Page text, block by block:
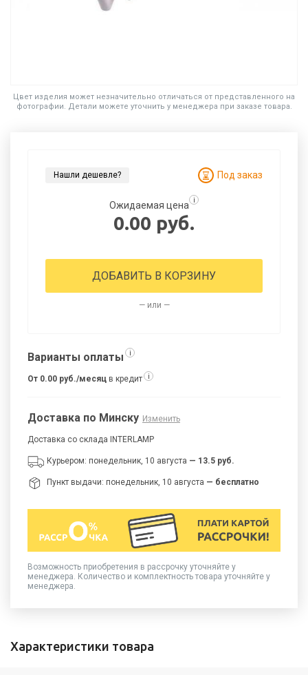
Цвет изделия может незначительно отличаться от представленного на
фотографии. Детали можете уточнить у менеджера при заказе товара.
Нашли дешевле? Под заказ
Ожидаемая цена i
0.00 руб.
ДОБАВИТЬ В КОРЗИНУ
— или —
Варианты оплаты i
От 0.00 руб./месяц в кредит i
Доставка по Минску Изменить
Доставка со склада INTERLAMP
Курьером: понедельник, 10 августа — 13.5 руб.
Пункт выдачи: понедельник, 10 августа — бесплатно
Возможность приобретения в рассрочку уточняйте у
менеджера. Количество и комплектность товара уточняйте у
менеджера.
Характеристики товара